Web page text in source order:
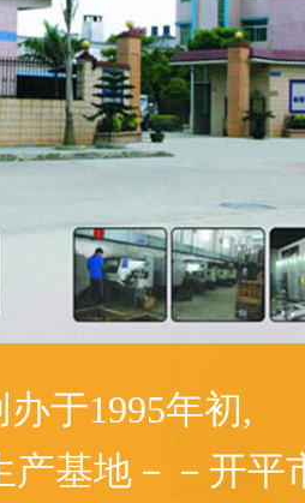
于1995年初,
基地－－开平